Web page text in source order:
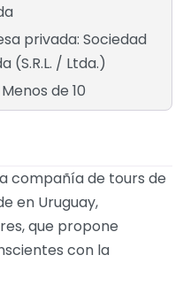
privada: Sociedad
(S.R.L. / Ltda.)
Menos de 10
compañía de tours de
en Uruguay,
que propone
con la